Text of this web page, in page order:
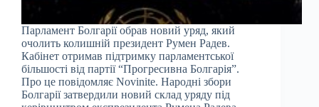
Парламент Болгарії обрав новий уряд, який
очолить колишній президент Румен Радев.
Кабінет отримав підтримку парламентської
більшості від партії “Прогресивна Болгарія”.
Про це повідомляє Novinite. Народні збори
Болгарії затвердили новий склад уряду під